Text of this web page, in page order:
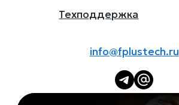
Техподдержка
info@fplustech.ru